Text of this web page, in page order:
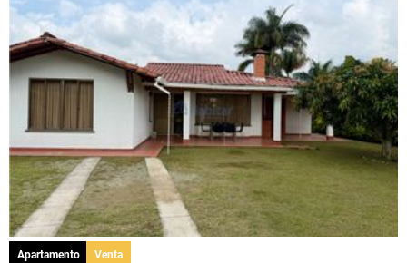
Apartamento Venta